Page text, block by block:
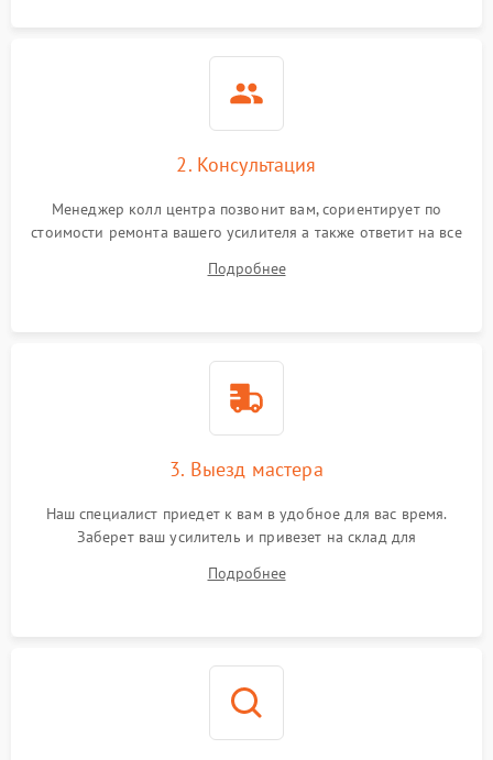
2. Консультация
Менеджер колл центра позвонит вам, сориентирует по
стоимости ремонта вашего усилителя а также ответит на все
Подробнее
3. Выезд мастера
Наш специалист приедет к вам в удобное для вас время.
Заберет ваш усилитель и привезет на склад для
Подробнее